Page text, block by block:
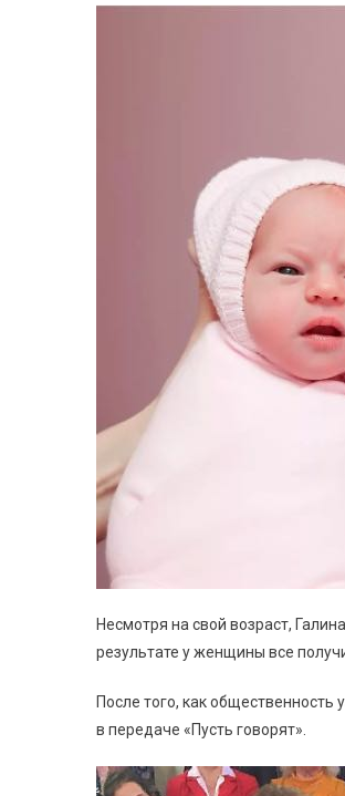
Несмотря на свой возраст,
результате у женщины все
После того, как общественность
в передаче «Пусть говорят».